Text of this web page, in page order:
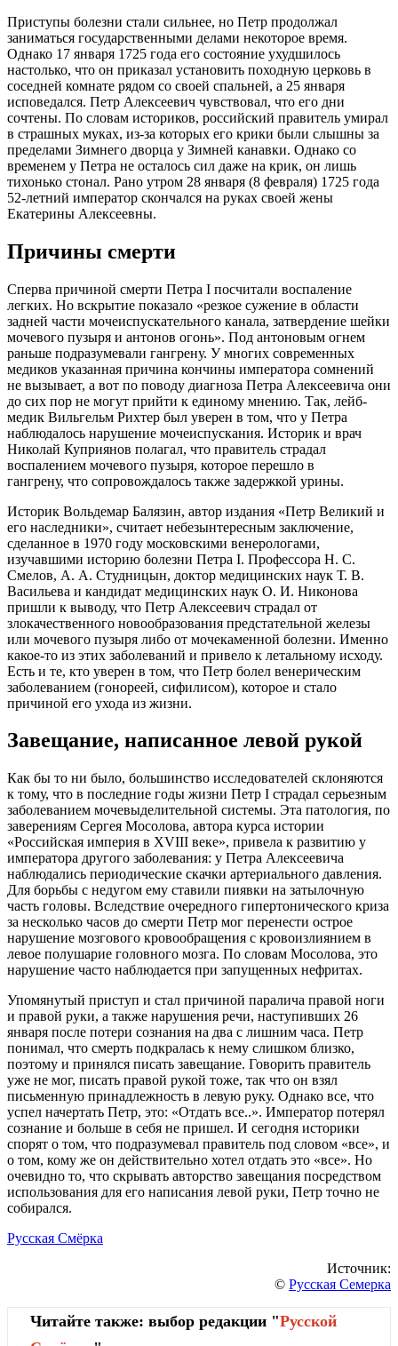
Приступы болезни стали сильнее, но Петр продолжал
заниматься государственными делами некоторое время.
Однако 17 января 1725 года его состояние ухудшилось
настолько, что он приказал установить походную церковь в
соседней комнате рядом со своей спальней, а 25 января
исповедался. Петр Алексеевич чувствовал, что его дни
сочтены. По словам историков, российский правитель умирал
в страшных муках, из-за которых его крики были слышны за
пределами Зимнего дворца у Зимней канавки. Однако со
временем у Петра не осталось сил даже на крик, он лишь
тихонько стонал. Рано утром 28 января (8 февраля) 1725 года
52-летний император скончался на руках своей жены
Екатерины Алексеевны.
Причины смерти
Сперва причиной смерти Петра I посчитали воспаление
легких. Но вскрытие показало «резкое сужение в области
задней части мочеиспускательного канала, затвердение шейки
мочевого пузыря и антонов огонь». Под антоновым огнем
раньше подразумевали гангрену. У многих современных
медиков указанная причина кончины императора сомнений
не вызывает, а вот по поводу диагноза Петра Алексеевича они
до сих пор не могут прийти к единому мнению. Так, лейб-
медик Вильгельм Рихтер был уверен в том, что у Петра
наблюдалось нарушение мочеиспускания. Историк и врач
Николай Куприянов полагал, что правитель страдал
воспалением мочевого пузыря, которое перешло в
гангрену, что сопровождалось также задержкой урины.
Историк Вольдемар Балязин, автор издания «Петр Великий и
его наследники», считает небезынтересным заключение,
сделанное в 1970 году московскими венерологами,
изучавшими историю болезни Петра I. Профессора Н. С.
Смелов, А. А. Студницын, доктор медицинских наук Т. В.
Васильева и кандидат медицинских наук О. И. Никонова
пришли к выводу, что Петр Алексеевич страдал от
злокачественного новообразования предстательной железы
или мочевого пузыря либо от мочекаменной болезни. Именно
какое-то из этих заболеваний и привело к летальному исходу.
Есть и те, кто уверен в том, что Петр болел венерическим
заболеванием (гонореей, сифилисом), которое и стало
причиной его ухода из жизни.
Завещание, написанное левой рукой
Как бы то ни было, большинство исследователей склоняются
к тому, что в последние годы жизни Петр I страдал серьезным
заболеванием мочевыделительной системы. Эта патология, по
заверениям Сергея Мосолова, автора курса истории
«Российская империя в XVIII веке», привела к развитию у
императора другого заболевания: у Петра Алексеевича
наблюдались периодические скачки артериального давления.
Для борьбы с недугом ему ставили пиявки на затылочную
часть головы. Вследствие очередного гипертонического криза
за несколько часов до смерти Петр мог перенести острое
нарушение мозгового кровообращения с кровоизлиянием в
левое полушарие головного мозга. По словам Мосолова, это
нарушение часто наблюдается при запущенных нефритах.
Упомянутый приступ и стал причиной паралича правой ноги
и правой руки, а также нарушения речи, наступивших 26
января после потери сознания на два с лишним часа. Петр
понимал, что смерть подкралась к нему слишком близко,
поэтому и принялся писать завещание. Говорить правитель
уже не мог, писать правой рукой тоже, так что он взял
письменную принадлежность в левую руку. Однако все, что
успел начертать Петр, это: «Отдать все..». Император потерял
сознание и больше в себя не пришел. И сегодня историки
спорят о том, что подразумевал правитель под словом «все», и
о том, кому же он действительно хотел отдать это «все». Но
очевидно то, что скрывать авторство завещания посредством
использования для его написания левой руки, Петр точно не
собирался.
Русская Смёрка
Источник:
© Русская Семерка
Читайте также: выбор редакции "Русской